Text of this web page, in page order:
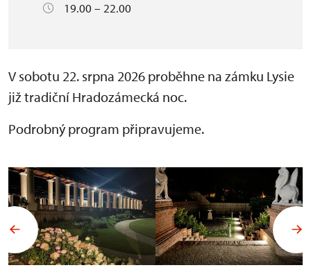
19.00 – 22.00
V sobotu 22. srpna 2026 proběhne na zámku Lysie
již tradiční Hradozámecká noc.
Podrobný program připravujeme.